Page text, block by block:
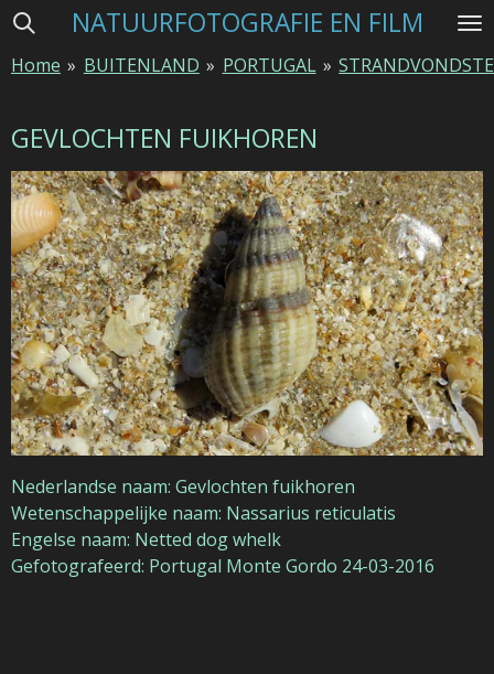
Ga
naar
hoofdinhoud
NATUURFOTOGRAFIE EN FILM
Home » BUITENLAND » PORTUGAL »
GEVLOCHTEN FUIKHOREN
Nederlandse naam: Gevlochten fuikhoren
Wetenschappelijke naam: Nassarius reticulatis
Engelse naam: Netted dog whelk
Gefotografeerd: Portugal Monte Gordo 24-03-2016